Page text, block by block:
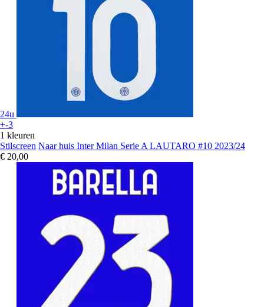
24u
+-3
1 kleuren
Stilscreen Naar huis Inter Milan Serie A LAUTARO #10 2023/24
€ 20,00